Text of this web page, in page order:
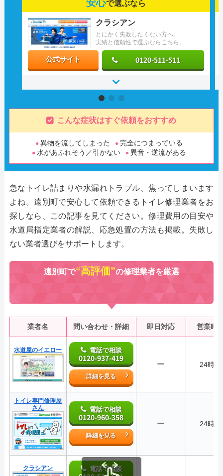
安心で選ぶなら
とにかく失敗したくない方へ。
実績と信頼性で選ぶならこちら。
クラシアン
公式サイト 0120-511-511
こんな症状はすぐ依頼をおすすめ
異物を流してしまった
完全につまっている
水があふれそう／引かない
異音・逆流がある
急なトイレ詰まりや水漏れトラブル、焦ってしまいます
よね。遠別町で安心して依頼できるトイレ修理業者をお
探しなら、この記事を見てください。修理費用の目安や
水道局指定業者の解説、応急処置の方法も掲載。失敗し
ない業者選びをサポートします。
遠別町で“高評価”の修理業者を厳選
業者名 問い合わせ・詳細 即日対応 営業時
水道屋のイエロー 電話で相談
0120-937-419
詳細を見る
ー 24時間
トイレ専門修理屋
さん
電話で相談
0120-960-358
詳細を見る
ー 24時間
クラシアン 電話で相談